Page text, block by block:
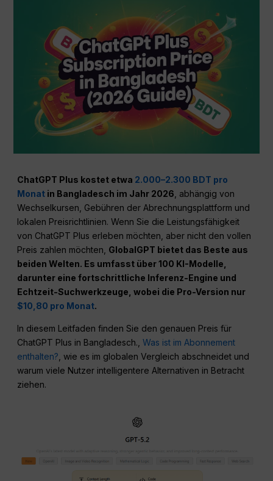
ChatGPT Plus kostet etwa 2.000–2.300 BDT pro
Monat in Bangladesch im Jahr 2026 , abhängig von
Wechselkursen, Gebühren der Abrechnungsplattform und
lokalen Preisrichtlinien. Wenn Sie die Leistungsfähigkeit
von ChatGPT Plus erleben möchten, aber nicht den vollen
Preis zahlen möchten, GlobalGPT bietet das Beste aus
beiden Welten. Es umfasst über 100 KI-Modelle,
darunter eine fortschrittliche Inferenz-Engine und
Echtzeit-Suchwerkzeuge, wobei die Pro-Version nur
$10,80 pro Monat.
In diesem Leitfaden finden Sie den genauen Preis für
ChatGPT Plus in Bangladesch.,Was ist im Abonnement
enthalten? , wie es im globalen Vergleich abschneidet und
warum viele Nutzer intelligentere Alternativen in Betracht
ziehen.